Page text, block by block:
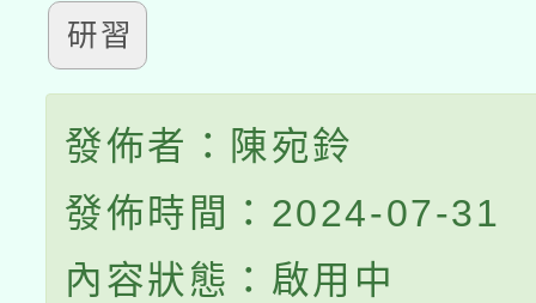
研習
發佈者：陳宛鈴
發佈時間：2024-07-31
內容狀態：啟用中